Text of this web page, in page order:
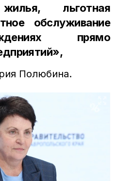
льготная
обслуживание
прямо
Полюбина.